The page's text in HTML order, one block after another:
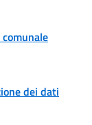
dei dati